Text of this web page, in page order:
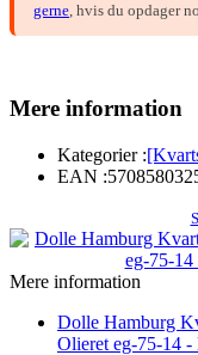
gerne, hvis du opdager
Mere information
Kategorier :
EAN :
Mere information
Dolle Hamburg
Olieret eg-75-14